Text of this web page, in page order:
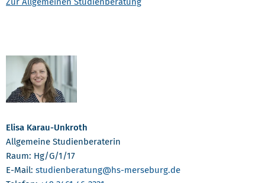
Elisa Karau-Unkroth
Allgemeine Studienberaterin
Raum: Hg/G/1/17
E-Mail: studienberatung@hs-merseburg.de